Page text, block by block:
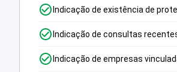
Indicação de existência de
Indicação de consultas
Indicação de empresas